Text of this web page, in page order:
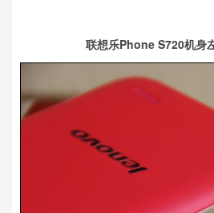
联想乐Phone S720机身